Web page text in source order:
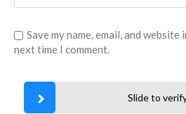
Save my name, email, and
next time I comment.
Slide to